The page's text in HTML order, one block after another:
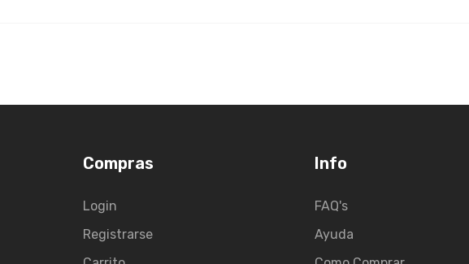
Compras
Login
Registrarse
Info
FAQ's
Ayuda